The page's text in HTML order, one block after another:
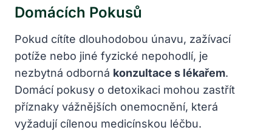
Domácích Pokusů
Pokud cítíte dlouhodobou únavu, zažívací
potíže nebo jiné fyzické nepohodlí, je
nezbytná odborná konzultace s lékařem.
Domácí pokusy o detoxikaci mohou zastřít
příznaky vážnějších onemocnění, která
vyžadují cílenou medicínskou léčbu.